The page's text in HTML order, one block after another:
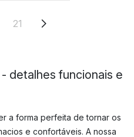
21
detalhes funcionais e
a forma perfeita de tornar os
e confortáveis. A nossa